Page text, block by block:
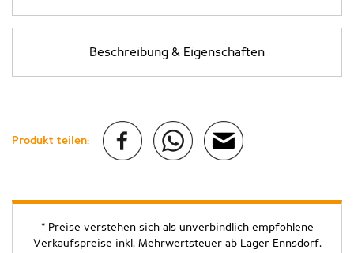
Beschreibung & Eigenschaften
Produkt teilen:
* Preise verstehen sich als unverbindlich empfohlene
Verkaufspreise inkl. Mehrwertsteuer ab Lager Ennsdorf.